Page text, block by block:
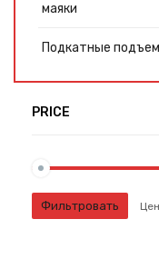
маяки
Подкатные
PRICE
Фильтровать